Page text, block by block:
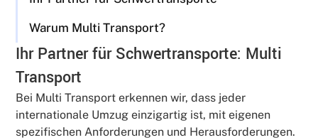
Warum Multi Transport?
Ihr Partner für Schwertransporte: Multi
Transport
Bei Multi Transport erkennen wir, dass jeder
internationale Umzug einzigartig ist, mit eigenen
spezifischen Anforderungen und Herausforderungen.